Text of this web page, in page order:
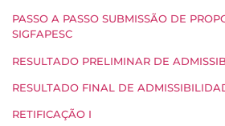
PASSO A PASSO SUBMISSÃO DE
SIGFAPESC
RESULTADO PRELIMINAR DE
RESULTADO FINAL DE
RETIFICAÇÃO I